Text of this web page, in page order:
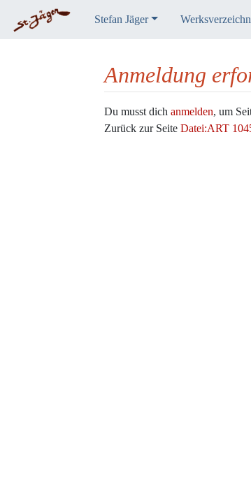
Stefan Jäger
Anmeldung
Wechseln zu:Navigation, Suche
Du musst dich anmelden, um
Zurück zur Seite Datei:ART